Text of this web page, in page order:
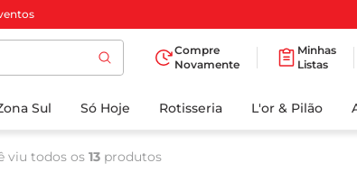
Compre
Novamente
Minhas
Listas
Sul Só Hoje Rotisseria L'or & Pilão
viu todos os13 produtos
BUSCADOS